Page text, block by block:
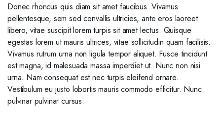
Donec rhoncus quis diam sit amet faucibus. Vivamus
pellentesque, sem sed convallis ultricies, ante eros laoreet
libero, vitae suscipit lorem turpis sit amet lectus. Quisque
egestas lorem ut mauris ultrices, vitae sollicitudin quam facilisis.
Vivamus rutrum urna non ligula tempor aliquet. Fusce tincidunt
est magna, id malesuada massa imperdiet ut. Nunc non nisi
urna. Nam consequat est nec turpis eleifend ornare.
Vestibulum eu justo lobortis mauris commodo efficitur. Nunc
pulvinar pulvinar cursus.